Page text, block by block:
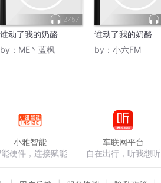
2757
谁动了我的奶酪
by： ME丶蓝枫
谁动了我的奶酪
by： 小六FM
小雅智能
能硬件，连接赋能
车联网平台
自在出行，听我想听